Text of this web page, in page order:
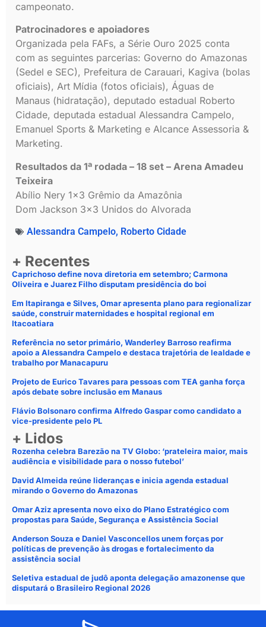
campeonato.
Patrocinadores e apoiadores
Organizada pela FAFs, a Série Ouro 2025 conta
com as seguintes parcerias: Governo do Amazonas
(Sedel e SEC), Prefeitura de Carauari, Kagiva (bolas
oficiais), Art Mídia (fotos oficiais), Águas de
Manaus (hidratação), deputado estadual Roberto
Cidade, deputada estadual Alessandra Campelo,
Emanuel Sports & Marketing e Alcance Assessoria &
Marketing.
Resultados da 1ª rodada – 18 set – Arena Amadeu
Teixeira
Abílio Nery 1×3 Grêmio da Amazônia
Dom Jackson 3×3 Unidos do Alvorada
Alessandra Campelo, Roberto Cidade
+ Recentes
Caprichoso define nova diretoria em setembro; Carmona
Oliveira e Juarez Filho disputam presidência do boi
Em Itapiranga e Silves, Omar apresenta plano para regionalizar
saúde, construir maternidades e hospital regional em
Itacoatiara
Referência no setor primário, Wanderley Barroso reafirma
apoio a Alessandra Campelo e destaca trajetória de lealdade e
trabalho por Manacapuru
Projeto de Eurico Tavares para pessoas com TEA ganha força
após debate sobre inclusão em Manaus
Flávio Bolsonaro confirma Alfredo Gaspar como candidato a
vice-presidente pelo PL
+ Lidos
Rozenha celebra Barezão na TV Globo: ‘prateleira maior, mais
audiência e visibilidade para o nosso futebol’
David Almeida reúne lideranças e inicia agenda estadual
mirando o Governo do Amazonas
Omar Aziz apresenta novo eixo do Plano Estratégico com
propostas para Saúde, Segurança e Assistência Social
Anderson Souza e Daniel Vasconcellos unem forças por
políticas de prevenção às drogas e fortalecimento da
assistência social
Seletiva estadual de judô aponta delegação amazonense que
disputará o Brasileiro Regional 2026